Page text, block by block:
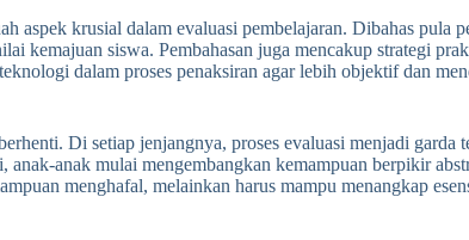
aspek krusial dalam evaluasi pembelajaran. Dibahas pula
kemajuan siswa. Pembahasan juga mencakup strategi
dalam proses penaksiran agar lebih objektif dan
Di setiap jenjangnya, proses evaluasi menjadi
anak mulai mengembangkan kemampuan berpikir
menghafal, melainkan harus mampu menangkap